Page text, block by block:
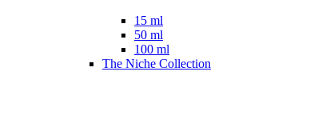
15 ml
50 ml
100 ml
The Niche Collection